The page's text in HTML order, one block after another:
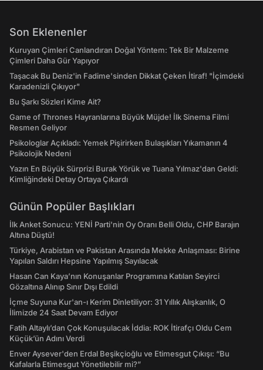
Son Eklenenler
Kuruyan Çimleri Canlandıran Doğal Yöntem: Tek Bir Malzeme
Çimleri Daha Gür Yapıyor
Taşacak Bu Deniz'in Fadime'sinden Dikkat Çeken İtiraf! "İçimdeki
Karadenizli Çıkıyor"
Bu Şarkı Sözleri Kime Ait?
Game of Thrones Hayranlarına Büyük Müjde! İlk Sinema Filmi
Resmen Geliyor
Psikologlar Açıkladı: Yemek Pişirirken Bulaşıkları Yıkamanın 4
Psikolojik Nedeni
Yazın En Büyük Sürprizi Burak Yörük ve Tuana Yılmaz'dan Geldi:
Kimliğindeki Detay Ortaya Çıkardı
Günün Popüler Başlıkları
İlk Anket Sonucu: YENİ Parti'nin Oy Oranı Belli Oldu, CHP Barajın
Altına Düştü!
Türkiye, Arabistan ve Pakistan Arasında Mekke Anlaşması: Birine
Yapılan Saldırı Hepsine Yapılmış Sayılacak
Hasan Can Kaya’nın Konuşanlar Programına Katılan Seyirci
Gözaltına Alınıp Sınır Dışı Edildi
İçme Suyuna Kur'an-ı Kerim Dinletiliyor: 31 Yıllık Alışkanlık, O
İlimizde 24 Saat Devam Ediyor
Fatih Altaylı’dan Çok Konuşulacak İddia: ROK İtirafçı Oldu Cem
Küçük’ün Adını Verdi
Enver Aysever'den Erdal Beşikçioğlu ve Etimesgut Çıkışı: “Bu
Kafalarla Etimesgut Yönetilebilir mi?”